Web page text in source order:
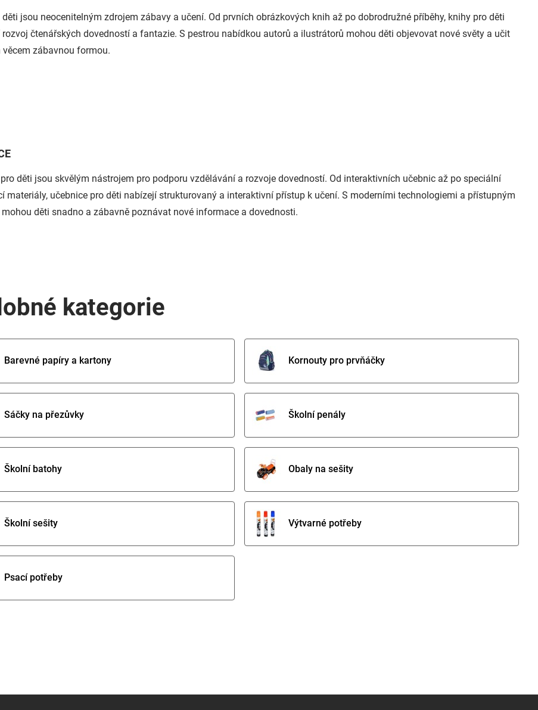
děti jsou neocenitelným zdrojem zábavy a učení. Od prvních obrázkových knih až po dobrodružné příběhy, knihy pro děti
čtenářských dovedností a fantazie. S pestrou nabídkou autorů a ilustrátorů mohou děti objevovat nové světy a učit
věcem zábavnou formou.
děti jsou skvělým nástrojem pro podporu vzdělávání a rozvoje dovedností. Od interaktivních učebnic až po speciální
materiály, učebnice pro děti nabízejí strukturovaný a interaktivní přístup k učení. S moderními technologiemi a přístupným
děti snadno a zábavně poznávat nové informace a dovednosti.
kategorie
Barevné papíry a kartony Kornouty pro prvňáčky
Sáčky na přezůvky Školní penály
Školní batohy Obaly na sešity
Školní sešity Výtvarné potřeby
Psací potřeby